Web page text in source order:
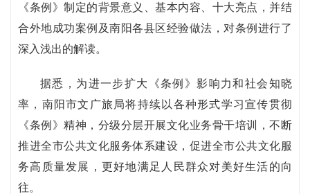
《条例》制定的背景意义、基本内容、十大亮点，并结
合外地成功案例及南阳各县区经验做法，对条例进行了
深入浅出的解读。
据悉，为进一步扩大《条例》影响力和社会知晓
率，南阳市文广旅局将持续以各种形式学习宣传贯彻
《条例》精神，分级分层开展文化业务骨干培训，不断
推进全市公共文化服务体系建设，促进全市公共文化服
务高质量发展，更好地满足人民群众对美好生活的向
往。